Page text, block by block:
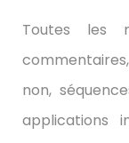
Toutes les
non,
applications